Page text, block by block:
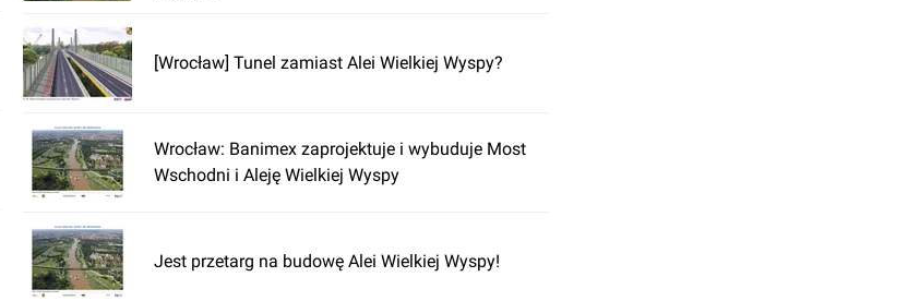
[Wrocław] Tunel zamiast Alei Wielkiej Wyspy?
Wrocław: Banimex zaprojektuje i wybuduje Most
Wschodni i Aleję Wielkiej Wyspy
Jest przetarg na budowę Alei Wielkiej Wyspy!